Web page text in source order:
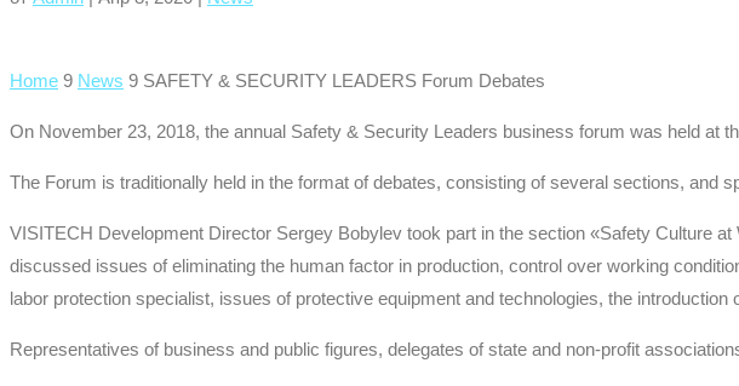
Home 9 News 9 SAFETY & SECURITY LEADERS Forum Debates
On November 23, 2018, the annual Safety & Security Leaders business forum was held at
The Forum is traditionally held in the format of debates, consisting of several sections,
VISITECH Development Director Sergey Bobylev took part in the section «Safety Culture
discussed issues of eliminating the human factor in production, control over working
labor protection specialist, issues of protective equipment and technologies, the
Representatives of business and public figures, delegates of state and non-profit